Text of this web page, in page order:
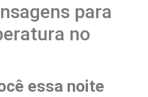
para
no
essa noite